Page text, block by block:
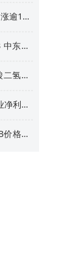
逾1%
东）
氢锂
利预
格点